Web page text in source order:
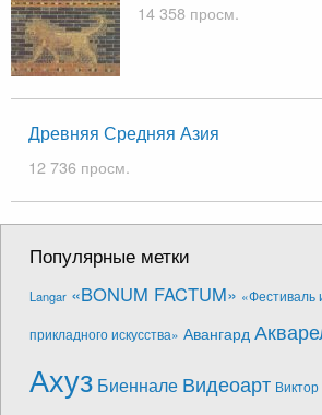
14 358 просм.
Древняя Средняя Азия
12 736 просм.
Популярные метки
Langar «BONUM FACTUM» «Фестиваль
прикладного искусства» Авангард
Ахуз Биеннале Видеоарт